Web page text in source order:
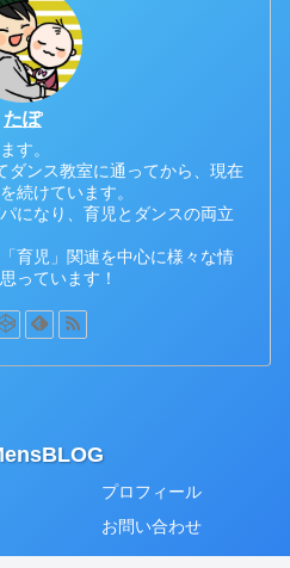
たぽ
す。
ダンス教室に通ってから、現在
続けています。
になり、育児とダンスの両立
育児」関連を中心に様々な情
っています！
プロフィール
お問い合わせ